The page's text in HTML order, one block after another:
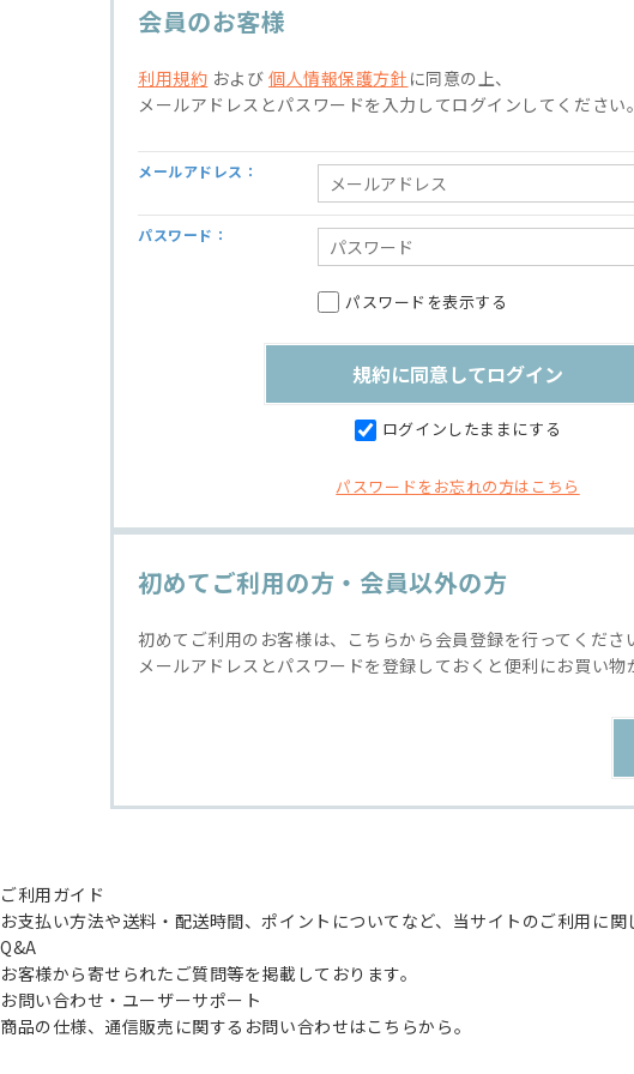
会員のお客様
利用規約 および個人情報保護方針 に同意の上、
メールアドレスとパスワードを入力してログインしてください。
メールアドレス：
パスワード：
パスワードを表示する
ログインしたままにする
パスワードをお忘れの方はこちら
初めてご利用の方・会員以外の方
初めてご利用のお客様は、こちらから会員登録を行ってくださ
メールアドレスとパスワードを登録しておくと便利にお買い物
ご利用ガイド
お支払い方法や送料・配送時間、ポイントについてなど、当サイトのご利用に関
Q&A
お客様から寄せられたご質問等を掲載しております。
お問い合わせ・ユーザーサポート
商品の仕様、通信販売に関するお問い合わせはこちらから。